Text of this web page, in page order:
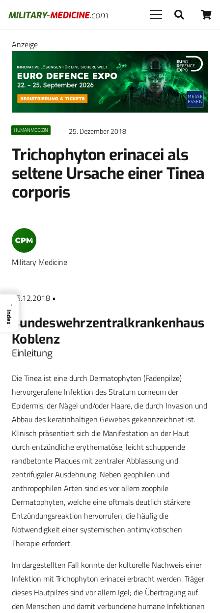
Anzeige
HUMANMEDIZIN 25. Dezember 2018
Trichophyton erinacei als
seltene Ursache einer Tinea
corporis
Military Medicine
25.12.2018 •
Bundeswehrzentralkrankenhaus
Koblenz
Einleitung
Die Tinea ist eine durch Dermatophyten (Fadenpilze)
hervorgerufene Infektion des Stratum corneum der
Epidermis, der Nägel und/oder Haare, die durch Invasion und
Abbau des keratinhaltigen Gewebes gekennzeichnet ist.
Klinisch präsentiert sich die Manifestation an der Haut
durch entzündliche erythematöse, leicht schuppende
randbetonte Plaques mit zentraler Abblassung und
zentrifugaler Ausdehnung. Neben geophilen und
anthropophilen Arten sind es vor allem zoophile
Dermatophyten, welche eine oftmals deutlich stärkere
Entzündungsreaktion hervorrufen, die häufig die
Notwendigkeit einer systemischen antimykotischen
Therapie erfordert.
Im dargestellten Fall konnte der kulturelle Nachweis einer
Infektion mit Trichophyton erinacei erbracht werden. Träger
dieses Hautpilzes sind vor allem Igel; die Übertragung auf
den Menschen und damit verbundene humane Infektionen
→
Index